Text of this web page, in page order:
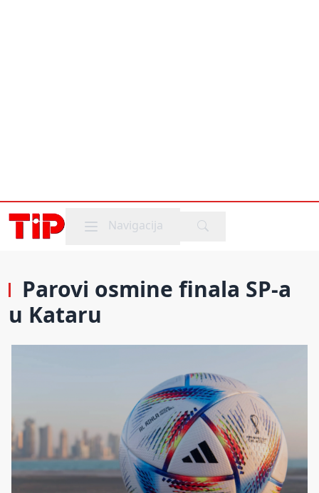
Mobile menu
Navigacija
Parovi osmine finala SP-a
u Kataru